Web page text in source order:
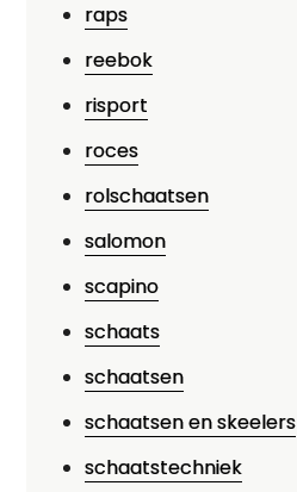
raps
reebok
risport
roces
rolschaatsen
salomon
scapino
schaats
schaatsen
schaatsen en skeelers
schaatstechniek